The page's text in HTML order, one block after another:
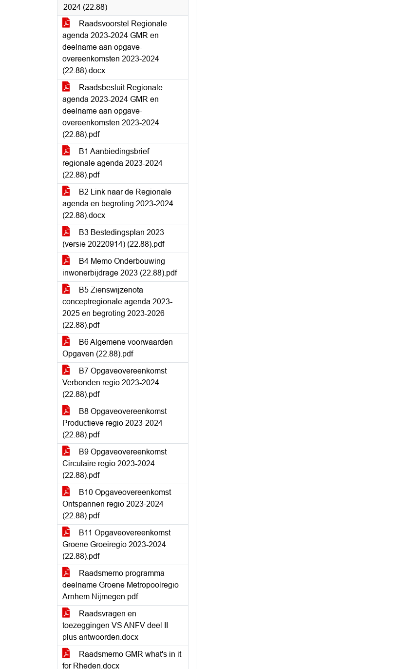
2024 (22.88)
Raadsvoorstel Regionale
agenda 2023-2024 GMR en
deelname aan opgave-
overeenkomsten 2023-2024
(22.88).docx
Raadsbesluit Regionale
agenda 2023-2024 GMR en
deelname aan opgave-
overeenkomsten 2023-2024
(22.88).pdf
B1 Aanbiedingsbrief
regionale agenda 2023-2024
(22.88).pdf
B2 Link naar de Regionale
agenda en begroting 2023-2024
(22.88).docx
B3 Bestedingsplan 2023
(versie 20220914) (22.88).pdf
B4 Memo Onderbouwing
inwonerbijdrage 2023 (22.88).pdf
B5 Zienswijzenota
conceptregionale agenda 2023-
2025 en begroting 2023-2026
(22.88).pdf
B6 Algemene voorwaarden
Opgaven (22.88).pdf
B7 Opgaveovereenkomst
Verbonden regio 2023-2024
(22.88).pdf
B8 Opgaveovereenkomst
Productieve regio 2023-2024
(22.88).pdf
B9 Opgaveovereenkomst
Circulaire regio 2023-2024
(22.88).pdf
B10 Opgaveovereenkomst
Ontspannen regio 2023-2024
(22.88).pdf
B11 Opgaveovereenkomst
Groene Groeiregio 2023-2024
(22.88).pdf
Raadsmemo programma
deelname Groene Metropoolregio
Arnhem Nijmegen.pdf
Raadsvragen en
toezeggingen VS ANFV deel II
plus antwoorden.docx
Raadsmemo GMR what's in it
for Rheden.docx